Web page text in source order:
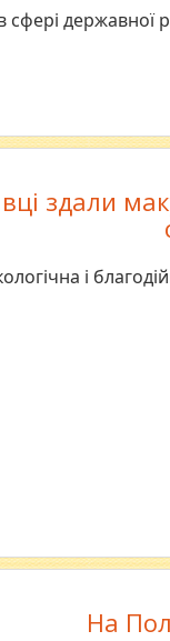
державної
здали
і
На